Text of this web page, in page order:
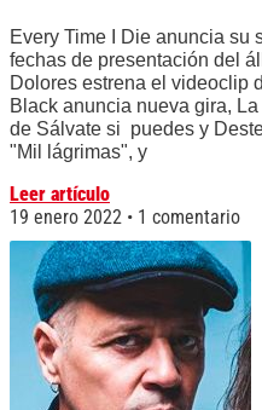
Every Time I Die anuncia su
fechas de presentación del
Dolores estrena el videoclip
Black anuncia nueva gira,
de Sálvate si puedes y
"Mil lágrimas", y
Leer artículo
19 enero 2022
1 comentario